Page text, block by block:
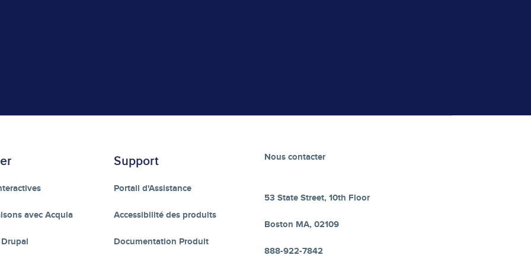
avec Acquia
Support
Portail d'Assistance
Accessibilité des produits
Documentation Produit
Nous contacter
53 State Street, 10th Floor
Boston MA, 02109
888-922-7842